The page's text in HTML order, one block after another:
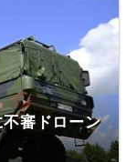
審ドローン